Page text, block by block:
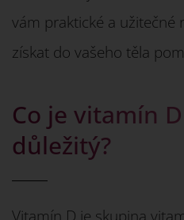
vám praktické a užitečné
získat do vašeho těla
Co je vitamín
důležitý?